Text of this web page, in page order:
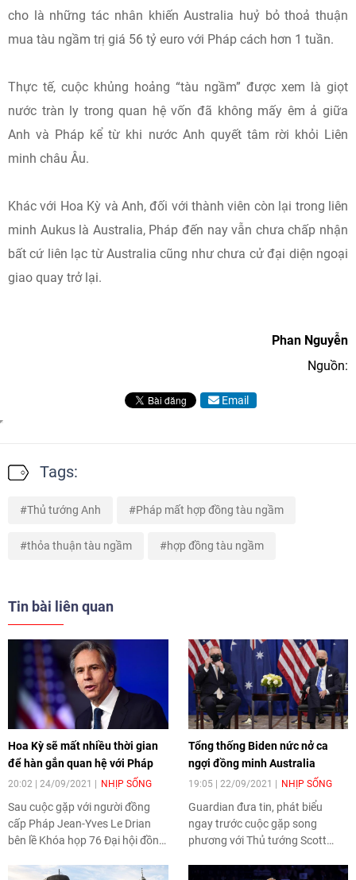
cho là những tác nhân khiến Australia huỷ bỏ thoả thuận
mua tàu ngầm trị giá 56 tỷ euro với Pháp cách hơn 1 tuần.
Thực tế, cuộc khủng hoảng “tàu ngầm” được xem là giọt
nước tràn ly trong quan hệ vốn đã không mấy êm ả giữa
Anh và Pháp kể từ khi nước Anh quyết tâm rời khỏi Liên
minh châu Âu.
Khác với Hoa Kỳ và Anh, đối với thành viên còn lại trong liên
minh Aukus là Australia, Pháp đến nay vẫn chưa chấp nhận
bất cứ liên lạc từ Australia cũng như chưa cử đại diện ngoại
giao quay trở lại.
Phan Nguyễn
Nguồn:
Email
Tags:
Thủ tướng Anh Pháp mất hợp đồng tàu ngầm
thỏa thuận tàu ngầm hợp đồng tàu ngầm
Tin bài liên quan
Hoa Kỳ sẽ mất nhiều thời gian
để hàn gắn quan hệ với Pháp
20:02 | 24/09/2021 NHỊP SỐNG
Sau cuộc gặp với người đồng
cấp Pháp Jean-Yves Le Drian
bên lề Khóa họp 76 Đại hội đồng
diễn ra tại New York, Ngoại
Tổng thống Biden nức nở ca
ngợi đồng minh Australia
19:05 | 22/09/2021 NHỊP SỐNG
Guardian đưa tin, phát biểu
ngay trước cuộc gặp song
phương với Thủ tướng Scott
Biden nhấn mạnh rằng, Hoa Kỳ